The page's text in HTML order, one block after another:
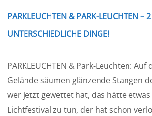
PARKLEUCHTEN & PARK-LEUCHTEN –
UNTERSCHIEDLICHE DINGE!
PARKLEUCHTEN & Park-Leuchten: Auf
Gelände säumen glänzende Stangen
wer jetzt gewettet hat, das hätte
Lichtfestival zu tun, der hat schon